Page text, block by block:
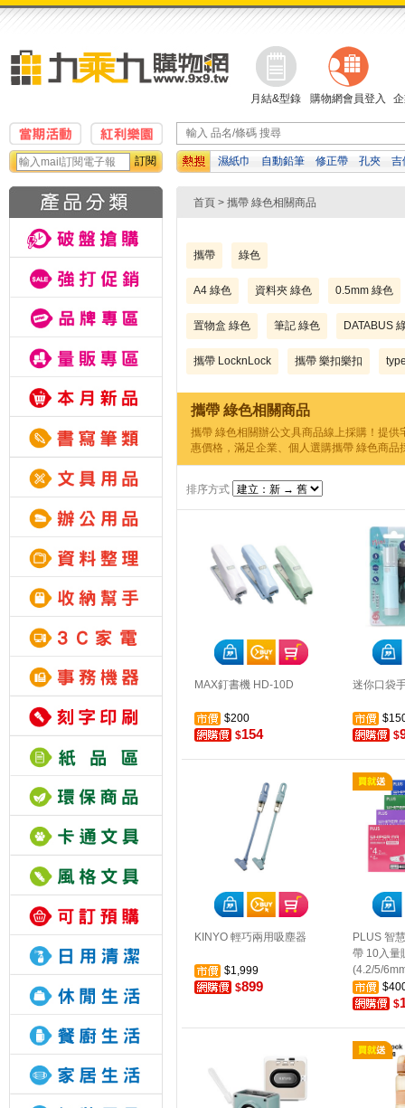
月結&型錄 購物網會員登入
訂閱 濕紙巾 自動鉛筆 修正帶 孔夾
吉
首頁 > 攜帶 綠色相關商品
攜帶 綠色
A4 綠色 資料夾 綠色 0.5mm 綠色
置物盒 綠色 筆記 綠色 DATABUS
攜帶 LocknLock 攜帶 樂扣樂扣
攜帶 綠色相關商品
攜帶 綠色相關辦公文具商品線上採購！提
惠價格，滿足企業、個人選購攜帶 綠色商品
排序方式
MAX釘書機 HD-10D
$200
$154
迷你口袋
$
KINYO 輕巧兩用吸塵器
$1,999
$899
PLUS 智
帶 10入量
(4.2/5/
$